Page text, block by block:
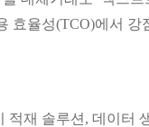
효율성(TCO)에서
재 솔루션, 데이터